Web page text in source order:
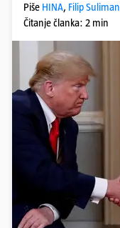
Piše HINA, Filip
Čitanje članka: 2 min